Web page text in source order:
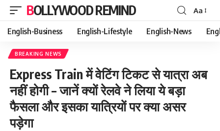
BOLLYWOOD REMIND
Font
Resizer
Aa
English-Business English-Lifestyle English-News
BREAKING NEWS
Express Train में वेटिंग टिकट से यात्रा अब
नहीं होगी – जानें क्यों रेलवे ने लिया ये बड़ा
फैसला और इसका यात्रियों पर क्या असर
पड़ेगा